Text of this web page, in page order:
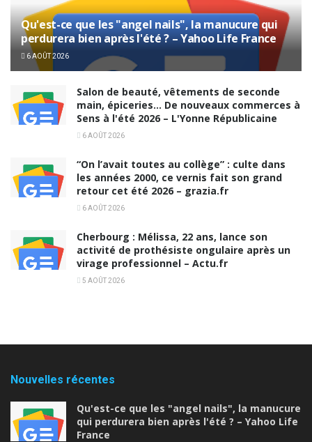
Qu'est-ce que les "angel nails", la manucure qui
perdurera bien après l'été ? – Yahoo Life France
6 AOÛT 2026
Salon de beauté, vêtements de seconde
main, épiceries… De nouveaux commerces à
Sens à l'été 2026 – L'Yonne Républicaine
6 AOÛT 2026
“On l’avait toutes au collège” : culte dans
les années 2000, ce vernis fait son grand
retour cet été 2026 – grazia.fr
6 AOÛT 2026
Cherbourg : Mélissa, 22 ans, lance son
activité de prothésiste ongulaire après un
virage professionnel – Actu.fr
5 AOÛT 2026
Nouvelles récentes
Qu'est-ce que les "angel nails", la manucure
qui perdurera bien après l'été ? – Yahoo Life
France